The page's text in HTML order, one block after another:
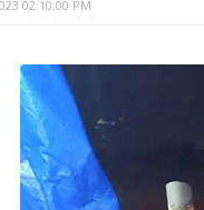
02:10:00 PM